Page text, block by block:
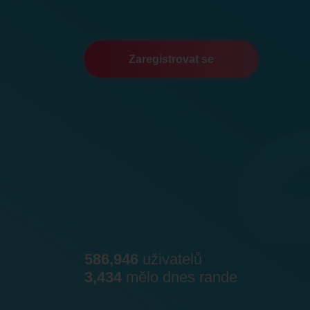
Zaregistrovat se
586,946 uživatelů
3,434 mělo dnes rande